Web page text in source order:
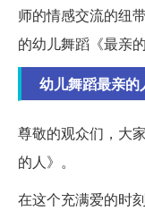
师的情感交流的纽
的幼儿舞蹈《最亲
幼儿舞蹈最亲的
尊敬的观众们，大
的人》。
在这个充满爱的时